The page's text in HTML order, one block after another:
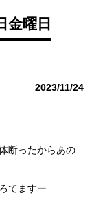
金曜日
2023/11/24
断ったからあの
てますー